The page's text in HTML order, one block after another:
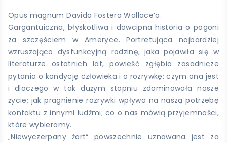
Opus magnum Davida Fostera Wallace’a.
Gargantuiczna, błyskotliwa i dowcipna historia o pogoni
za szczęściem w Ameryce. Portretująca najbardziej
wzruszająco dysfunkcyjną rodzinę, jaka pojawiła się w
literaturze ostatnich lat, powieść zgłębia zasadnicze
pytania o kondycję człowieka i o rozrywkę: czym ona jest
i dlaczego w tak dużym stopniu zdominowała nasze
życie; jak pragnienie rozrywki wpływa na naszą potrzebę
kontaktu z innymi ludźmi; co o nas mówią przyjemności,
które wybieramy.
„Niewyczerpany żart“ powszechnie uznawana jest za